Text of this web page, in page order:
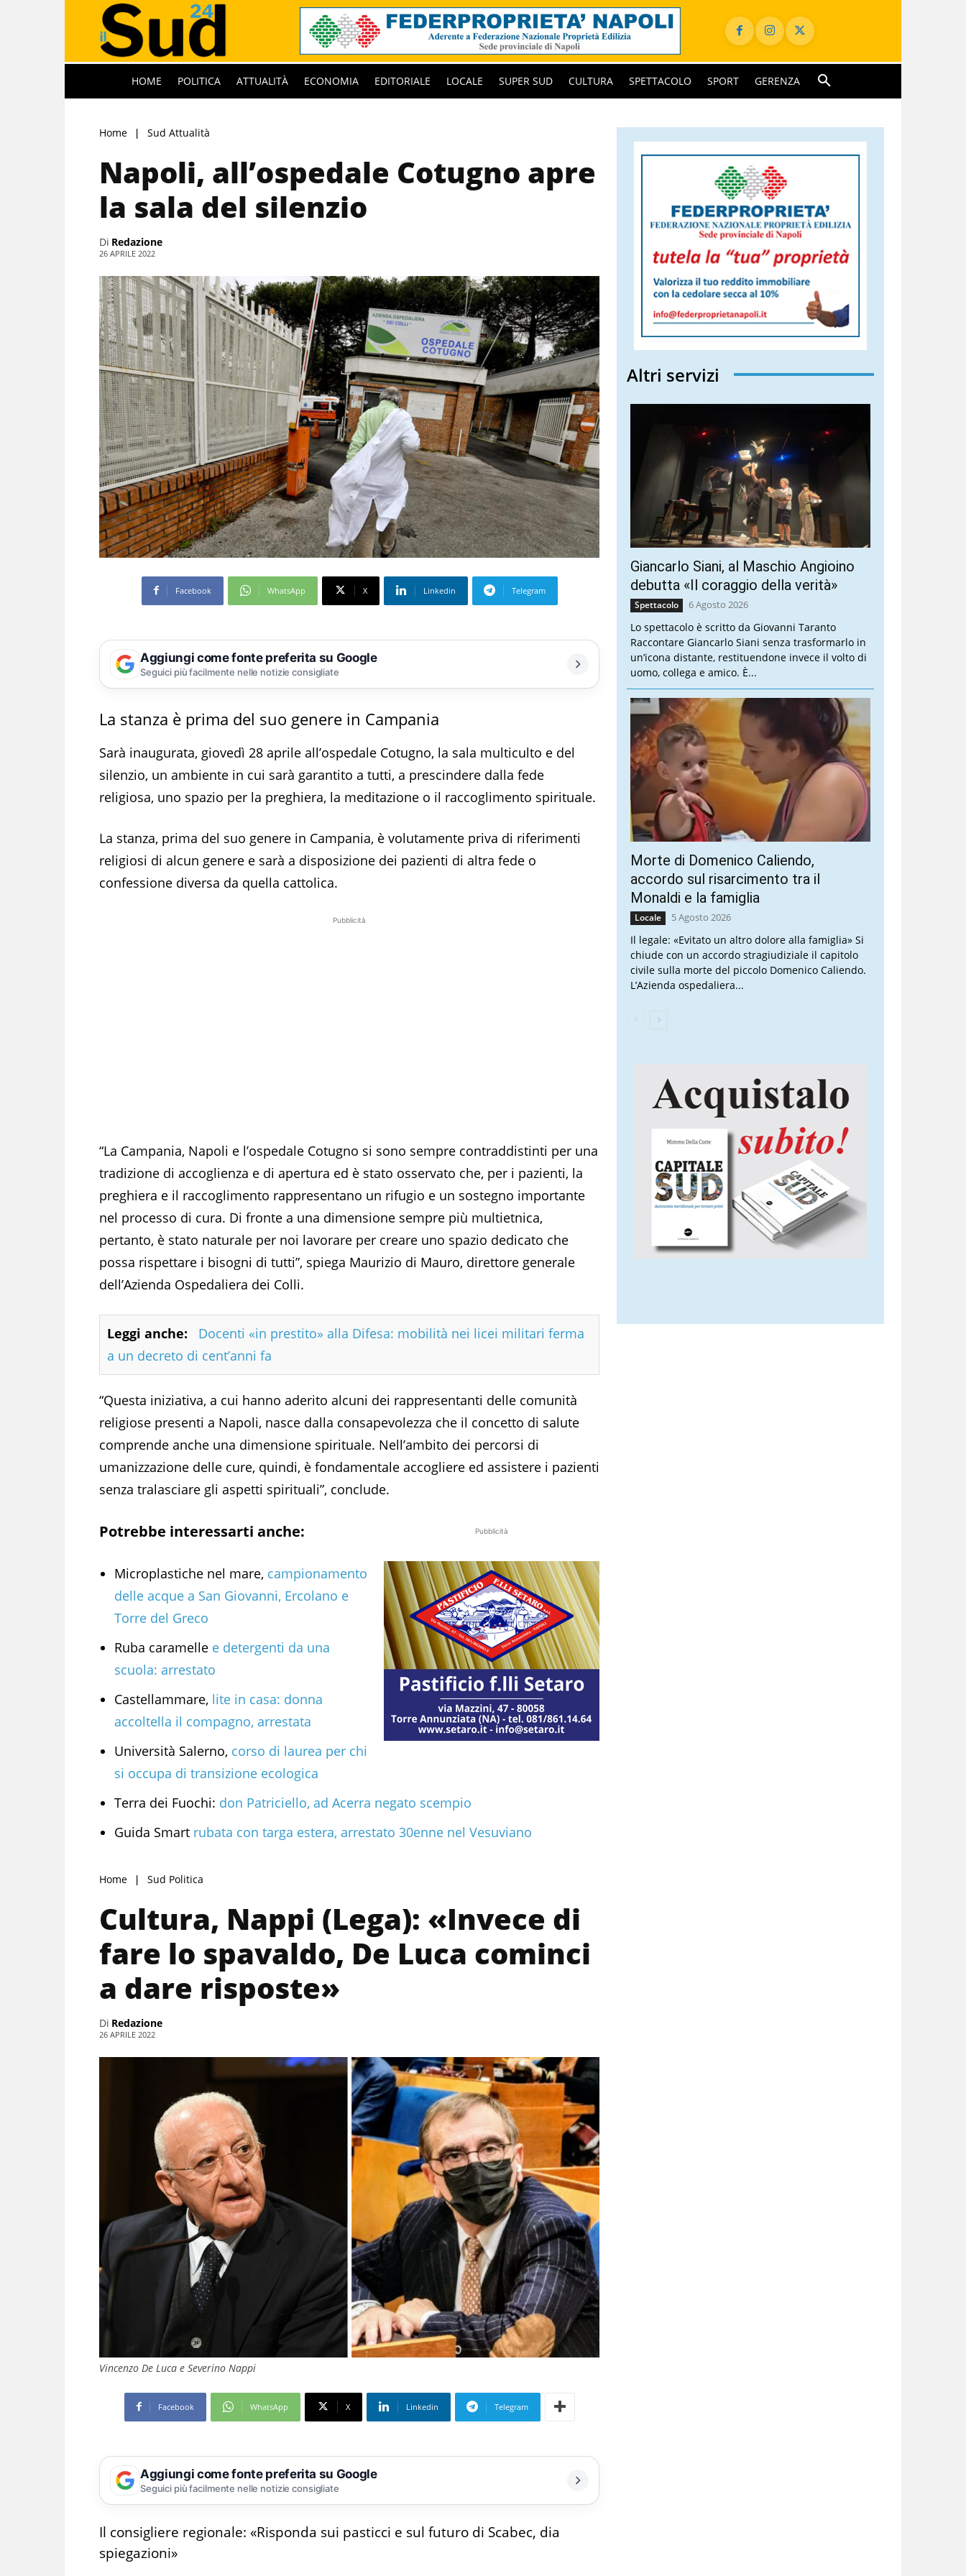
HOME POLITICA ATTUALITÀ ECONOMIA EDITORIALE LOCALE SUPER SUD CULTURA SPETTACOLO SPORT GERENZA
Home Sud Attualità
Napoli, all’ospedale Cotugno apre
la sala del silenzio
Di Redazione
26 APRILE 2022
Facebook WhatsApp X Linkedin Telegram
Aggiungi come fonte preferita su Google
Seguici più facilmente nelle notizie consigliate
La stanza è prima del suo genere in Campania
Sarà inaugurata, giovedì 28 aprile all’ospedale Cotugno, la sala multiculto e del
silenzio, un ambiente in cui sarà garantito a tutti, a prescindere dalla fede
religiosa, uno spazio per la preghiera, la meditazione o il raccoglimento spirituale.
La stanza, prima del suo genere in Campania, è volutamente priva di riferimenti
religiosi di alcun genere e sarà a disposizione dei pazienti di altra fede o
confessione diversa da quella cattolica.
Pubblicità
“La Campania, Napoli e l’ospedale Cotugno si sono sempre contraddistinti per una
tradizione di accoglienza e di apertura ed è stato osservato che, per i pazienti, la
preghiera e il raccoglimento rappresentano un rifugio e un sostegno importante
nel processo di cura. Di fronte a una dimensione sempre più multietnica,
pertanto, è stato naturale per noi lavorare per creare uno spazio dedicato che
possa rispettare i bisogni di tutti”, spiega Maurizio di Mauro, direttore generale
dell’Azienda Ospedaliera dei Colli.
Leggi anche:
Docenti «in prestito» alla Difesa: mobilità nei licei militari ferma
a un decreto di cent’anni fa
“Questa iniziativa, a cui hanno aderito alcuni dei rappresentanti delle comunità
religiose presenti a Napoli, nasce dalla consapevolezza che il concetto di salute
comprende anche una dimensione spirituale. Nell’ambito dei percorsi di
umanizzazione delle cure, quindi, è fondamentale accogliere ed assistere i pazienti
senza tralasciare gli aspetti spirituali”, conclude.
Pubblicità
Potrebbe interessarti anche:
Microplastiche nel mare, campionamento
delle acque a San Giovanni, Ercolano e
Torre del Greco
Ruba caramelle e detergenti da una
scuola: arrestato
Castellammare, lite in casa: donna
accoltella il compagno, arrestata
Università Salerno, corso di laurea per chi
si occupa di transizione ecologica
Terra dei Fuochi: don Patriciello, ad Acerra negato scempio
Guida Smart rubata con targa estera, arrestato 30enne nel Vesuviano
Home Sud Politica
Cultura, Nappi (Lega): «Invece di
fare lo spavaldo, De Luca cominci
a dare risposte»
Di Redazione
26 APRILE 2022
Vincenzo De Luca e Severino Nappi
Facebook WhatsApp X Linkedin Telegram
Aggiungi come fonte preferita su Google
Seguici più facilmente nelle notizie consigliate
Il consigliere regionale: «Risponda sui pasticci e sul futuro di Scabec, dia
spiegazioni»
Altri servizi
Giancarlo Siani, al Maschio Angioino
debutta «Il coraggio della verità»
Spettacolo 6 Agosto 2026
Lo spettacolo è scritto da Giovanni Taranto
Raccontare Giancarlo Siani senza trasformarlo in
un’icona distante, restituendone invece il volto di
uomo, collega e amico. È...
Morte di Domenico Caliendo,
accordo sul risarcimento tra il
Monaldi e la famiglia
Locale 5 Agosto 2026
Il legale: «Evitato un altro dolore alla famiglia» Si
chiude con un accordo stragiudiziale il capitolo
civile sulla morte del piccolo Domenico Caliendo.
L’Azienda ospedaliera...